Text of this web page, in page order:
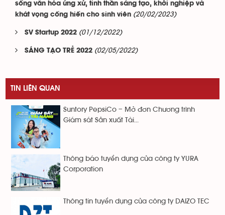
sống văn hóa ứng xử, tinh thần sáng tạo, khởi nghiệp và
khát vọng cống hiến cho sinh viên (20/02/2023)
SV Startup 2022 (01/12/2022)
SÁNG TẠO TRẺ 2022 (02/05/2022)
TIN LIÊN QUAN
Suntory PepsiCo – Mở đơn Chương trình
Giám sát Sản xuất Tài...
Thông báo tuyển dụng của công ty YURA
Corporation
Thông tin tuyển dụng của công ty DAIZO TEC